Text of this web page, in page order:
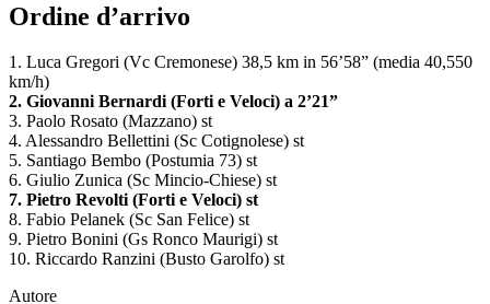
Ordine d’arrivo
1. Luca Gregori (Vc Cremonese) 38,5 km in 56’58” (media 40,550
km/h)
2. Giovanni Bernardi (Forti e Veloci) a 2’21”
3. Paolo Rosato (Mazzano) st
4. Alessandro Bellettini (Sc Cotignolese) st
5. Santiago Bembo (Postumia 73) st
6. Giulio Zunica (Sc Mincio-Chiese) st
7. Pietro Revolti (Forti e Veloci) st
8. Fabio Pelanek (Sc San Felice) st
9. Pietro Bonini (Gs Ronco Maurigi) st
10. Riccardo Ranzini (Busto Garolfo) st
Autore